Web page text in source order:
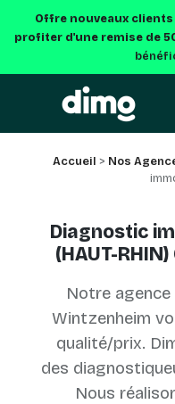
Offre nouveaux
profiter d'une remise de
Accueil > Nos
Diagnostic
(HAUT-
Notre
Wintzenheim
qualité/prix.
des
Nous